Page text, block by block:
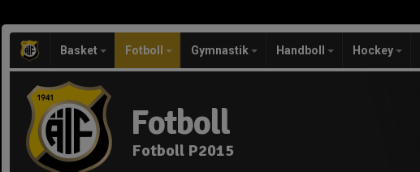
Basket Fotboll Gymnastik Handboll Hockey
Fotboll
Fotboll P2015